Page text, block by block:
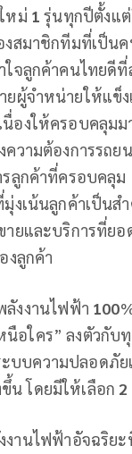
หม่ 1 รุ่นทุกปีตั้งแ
สมาชิกทีมที่เป็นค
ใจลูกค้าคนไทยดีที่
ผู้จำหน่ายให้แข็ง
องให้ครอบคลุมม
วามต้องการรถ
ลูกค้าที่ครอบคลุม
มุ่งเน้นลูกค้าเป็น
ยและบริการที่ยอ
งลูกค้า
งงานไฟฟ้า 100
นือใคร” ลงตัวกั
บบความปลอดภัย
น โดยมีให้เลือก 2
านไฟฟ้าอัจฉริย